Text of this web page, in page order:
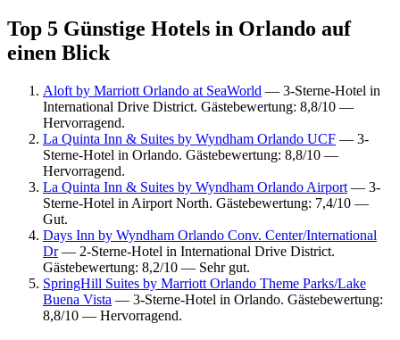
Top 5 Günstige Hotels in Orlando auf
einen Blick
Aloft by Marriott Orlando at SeaWorld — 3-Sterne-Hotel in
International Drive District. Gästebewertung: 8,8/10 —
Hervorragend.
La Quinta Inn & Suites by Wyndham Orlando UCF — 3-
Sterne-Hotel in Orlando. Gästebewertung: 8,8/10 —
Hervorragend.
La Quinta Inn & Suites by Wyndham Orlando Airport — 3-
Sterne-Hotel in Airport North. Gästebewertung: 7,4/10 —
Gut.
Days Inn by Wyndham Orlando Conv. Center/International
Dr— 2-Sterne-Hotel in International Drive District.
Gästebewertung: 8,2/10 — Sehr gut.
SpringHill Suites by Marriott Orlando Theme Parks/Lake
Buena Vista — 3-Sterne-Hotel in Orlando. Gästebewertung:
8,8/10 — Hervorragend.